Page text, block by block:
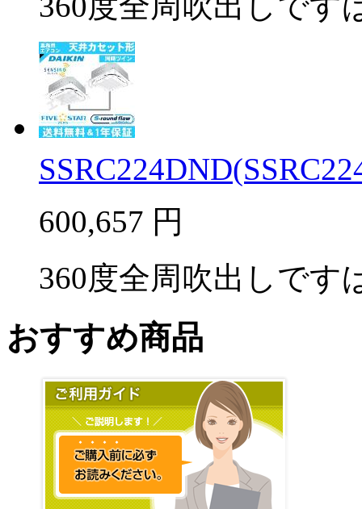
600,657 円
360度全周吹出しです
おすすめ商品